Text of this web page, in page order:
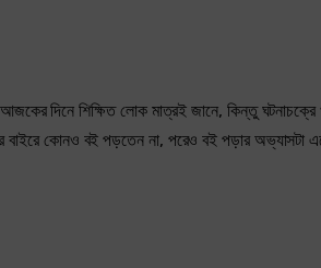
দিনে শিক্ষিত লোক মাত্রই জানে, কিন্তু ঘটনাচক্রে
বাইরে কোনও বই পড়তেন না, পরেও বই পড়ার অভ্যাসটা